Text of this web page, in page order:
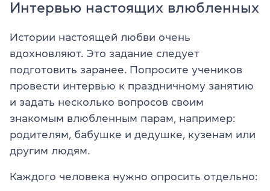
Интервью настоящих влюбленных
Истории настоящей любви очень
вдохновляют. Это задание следует
подготовить заранее. Попросите учеников
провести интервью к праздничному занятию
и задать несколько вопросов своим
знакомым влюбленным парам, например:
родителям, бабушке и дедушке, кузенам или
другим людям.
Каждого человека нужно опросить отдельно: